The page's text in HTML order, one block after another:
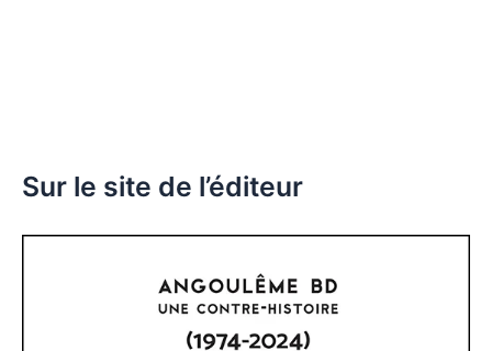
Sur le site de l’éditeur